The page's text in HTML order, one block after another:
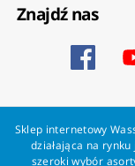
Znajdź nas
Sklep internetowy
działająca na
szeroki wybór